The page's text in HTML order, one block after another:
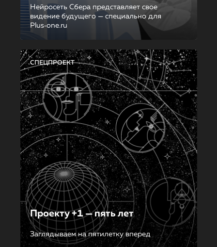
Нейросеть Сбера представляет свое
видение будущего — специально для
Plus‑one.ru
СПЕЦПРОЕКТ
Проекту +1 — пять лет
Заглядываем на пятилетку вперед